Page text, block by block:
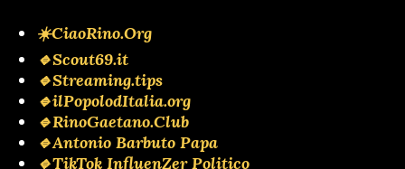
☀️CiaoRino.Org
🔹Scout69.it
🔹Streaming.tips
🔹ilPopolodItalia.org
🔹RinoGaetano.Club
🔹Antonio Barbuto Papa
🔹TikTok InfluenZer Politico